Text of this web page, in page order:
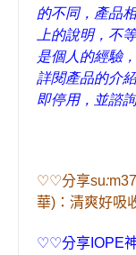
的不同，產品
上的說明，不
是個人的經驗
詳閱產品的介
即停用，並諮
♡♡分享su:m37
華) ：清爽好吸
♡♡分享 IOPE